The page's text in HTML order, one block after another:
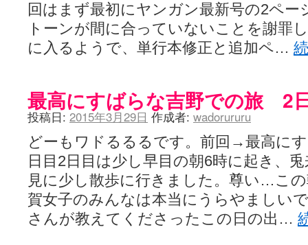
回はまず最初にヤンガン最新号の2ペ
トーンが間に合っていないことを謝罪
に入るようで、単行本修正と追加ペ…
最高にすばらな吉野での旅 2
投稿日: 2015年3月29日 作成者: wadorururu
どーもワドるるるです。前回→最高に
日目2日目は少し早目の朝6時に起き、
見に少し散歩に行きました。尊い…こ
賀女子のみんなは本当にうらやましい
さんが教えてくださったこの日の出…